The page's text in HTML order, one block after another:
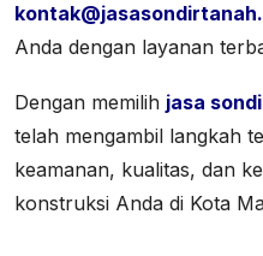
Anda dengan layanan
Dengan memilih jasa
telah mengambil langkah
keamanan, kualitas, dan
konstruksi Anda di Kota